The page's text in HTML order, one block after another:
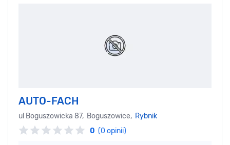
AUTO-FACH
ul Boguszowicka 87, Boguszowice, Rybnik
0 (0 opinii)